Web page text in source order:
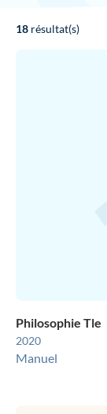
18 résultat(s)
Philosophie Tle
2020
Manuel